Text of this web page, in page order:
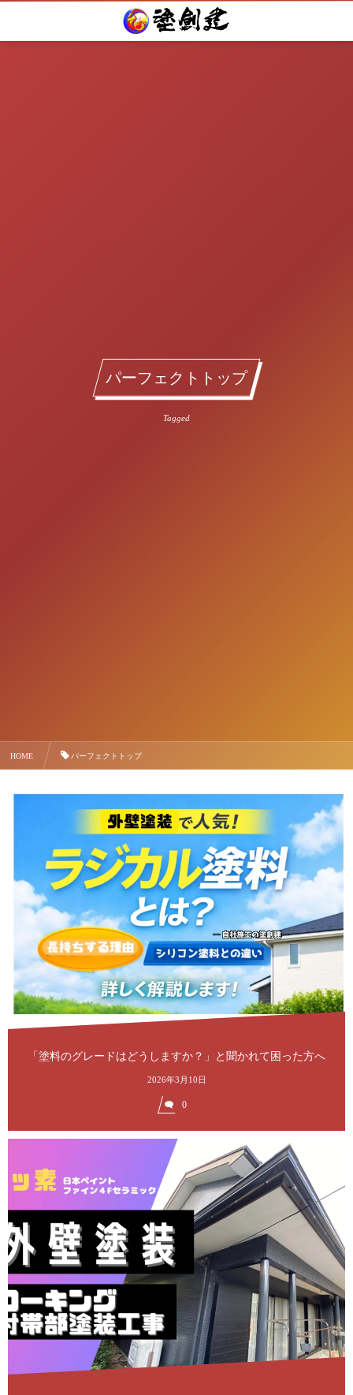
パーフェクトトップ
Tagged
HOME パーフェクトトップ
「塗料のグレードはどうしますか？」と聞かれて困った方へ
2026年3月10日
0